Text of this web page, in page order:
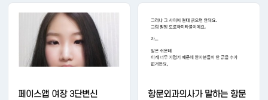
페이스앱 여장 3단변신
항문외과의사가 말하는 항문